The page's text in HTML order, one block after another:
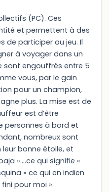
(PC). Ces
et permettent à des
de participer au jeu. Il
à voyager dans un
sont engouffrés entre 5
vous, par le gain
pour un champion,
plus. La mise est de
est d’être
personnes à bord et
nombreux sont
bonne étoile, et
»….ce qui signifie «
» ce qui en indien
pour moi ».